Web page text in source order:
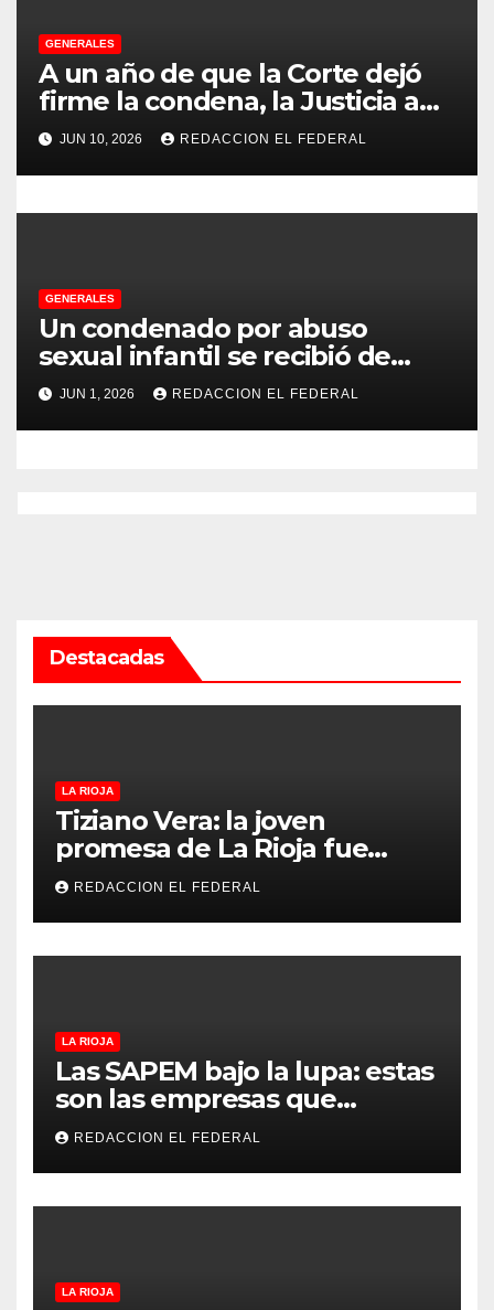
d
a
s
GENERALES
A un año de que la Corte dejó
firme la condena, la Justicia aún
no pudo decomisarle ni un peso
a CFK
JUN 10, 2026 REDACCION EL FEDERAL
GENERALES
Un condenado por abuso
sexual infantil se recibió de
psicopedagogo dentro del
Servicio Penitenciario de La
Rioja
JUN 1, 2026 REDACCION EL FEDERAL
Destacadas
LA RIOJA
Tiziano Vera: la joven
promesa de La Rioja fue
convocado a la Selección
Argentina sub-15
REDACCION EL FEDERAL
LA RIOJA
Las SAPEM bajo la lupa: estas
son las empresas que
evalúan vender a capitales
privados
REDACCION EL FEDERAL
LA RIOJA